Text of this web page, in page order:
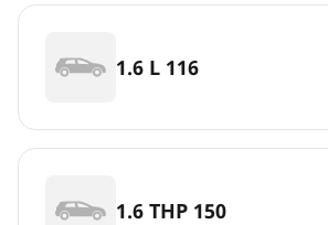
1.6 L 116
1.6 THP 150